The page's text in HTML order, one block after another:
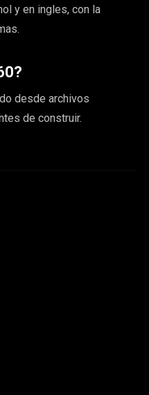
y en ingles, con la
desde archivos
de construir.